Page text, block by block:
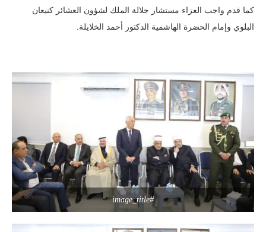
كما قدم واجب العزاء مستشار جلالة الملك لشؤون العشائر كنيعان
البلوي وإمام الحضرة الهاشمية الدكتور أحمد الخلايلة.
#image_title